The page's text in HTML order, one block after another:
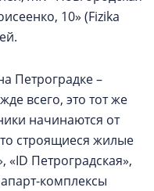
10» (Fizika
Петроградке –
всего, это тот же
начинаются от
строящиеся жилые
Петроградская»,
комплексы